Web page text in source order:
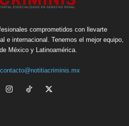
comprometidos con llevarte
e internacional. Tenemos el mejor equipo,
México y Latinoamérica.
contacto@notitiacriminis.mx